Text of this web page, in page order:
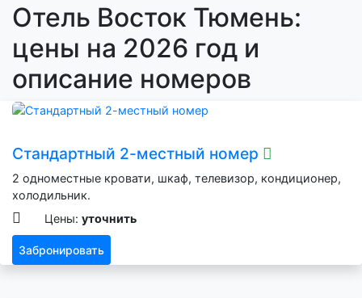
Отель Восток Тюмень:
цены на 2026 год и
описание номеров
Стандартный 2-местный номер
2 одноместные кровати, шкаф, телевизор, кондиционер,
холодильник.
Цены: уточнить
Забронировать